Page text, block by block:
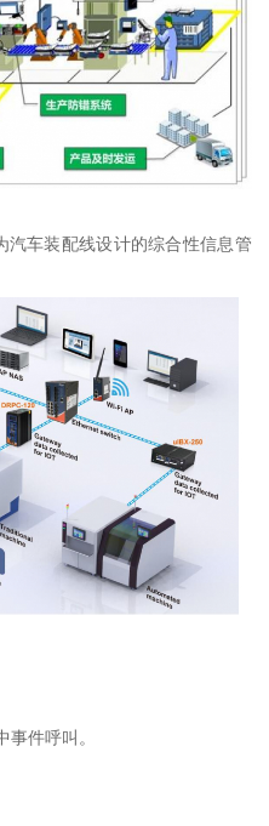
汽车装配线设计的综合性信息管
件呼叫。